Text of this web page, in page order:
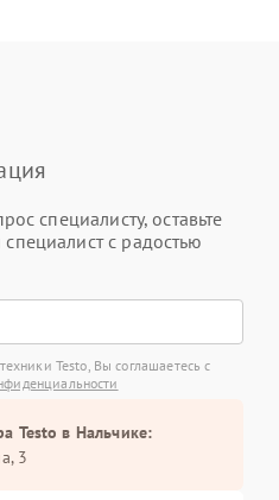
специалисту, оставьте
с радостью
Testo, Вы соглашаетесь с
Testo в Нальчике:
3